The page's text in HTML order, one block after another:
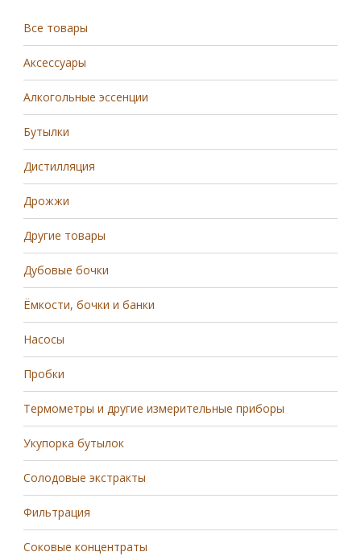
Все товары
Аксессуары
Алкогольные эссенции
Бутылки
Дистилляция
Дрожжи
Другие товары
Дубовые бочки
Ёмкости, бочки и банки
Насосы
Пробки
Термометры и другие измерительные приборы
Укупорка бутылок
Солодовые экстракты
Фильтрация
Соковые концентраты